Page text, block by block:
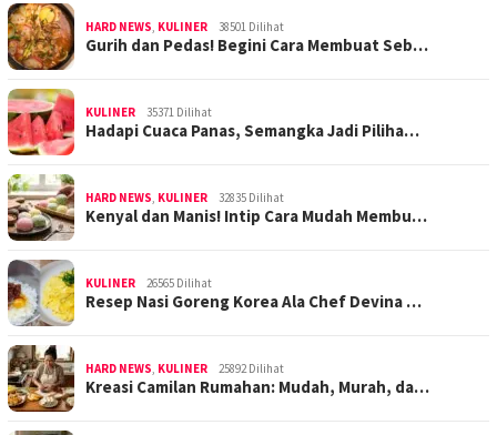
HARD NEWS, KULINER 38501 Dilihat
Gurih dan Pedas! Begini Cara Membuat Seb…
KULINER 35371 Dilihat
Hadapi Cuaca Panas, Semangka Jadi Piliha…
HARD NEWS, KULINER 32835 Dilihat
Kenyal dan Manis! Intip Cara Mudah Membu…
KULINER 26565 Dilihat
Resep Nasi Goreng Korea Ala Chef Devina …
HARD NEWS, KULINER 25892 Dilihat
Kreasi Camilan Rumahan: Mudah, Murah, da…